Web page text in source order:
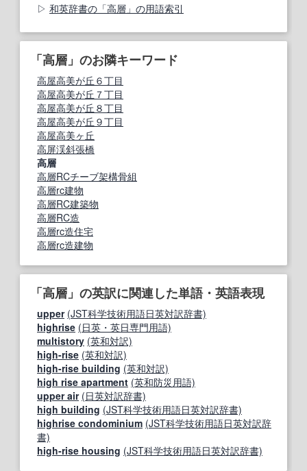
和英辞書の「高層」の用語索引
「高層」のお隣キーワード
高屋高美が丘６丁目
高屋高美が丘７丁目
高屋高美が丘８丁目
高屋高美が丘９丁目
高屋高美ヶ丘
高屏渓斜張橋
高層
高層RCチーブ架構骨組
高層rc建物
高層RC建築物
高層RC造
高層rc造住宅
高層rc造建物
「高層」の英訳に関連した単語・英語表現
upper (JST科学技術用語日英対訳辞書)
highrise (日英・英日専門用語)
multistory (英和対訳)
high-rise (英和対訳)
high-rise building (英和対訳)
high rise apartment (英和防災用語)
upper air (日英対訳辞書)
high building (JST科学技術用語日英対訳辞書)
highrise condominium (JST科学技術用語日英対訳辞
書)
high‐rise housing (JST科学技術用語日英対訳辞書)